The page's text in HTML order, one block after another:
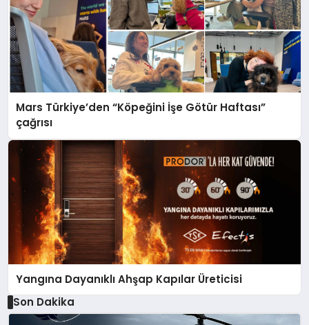
Mars Türkiye’den “Köpeğini İşe Götür Haftası”
çağrısı
Yangına Dayanıklı Ahşap Kapılar Üreticisi
Son Dakika